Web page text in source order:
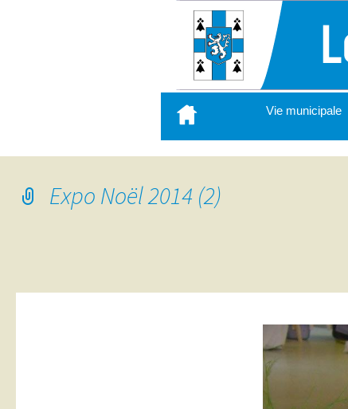
contenu
principal
Vie municipale
Expo Noël 2014 (2)